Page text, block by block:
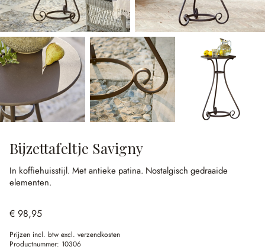
Bijzettafeltje Savigny
In koffiehuisstijl. Met antieke patina. Nostalgisch gedraaide
elementen.
€ 98,95
Prijzen incl. btw excl. verzendkosten
Productnummer: 10306